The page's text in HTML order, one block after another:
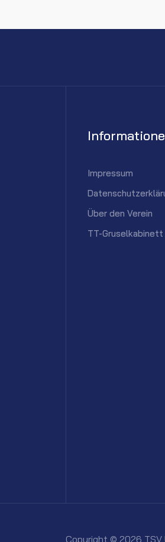
Impressum
Über den Verein
TT-Gruselkabinett
Copyright © 2026